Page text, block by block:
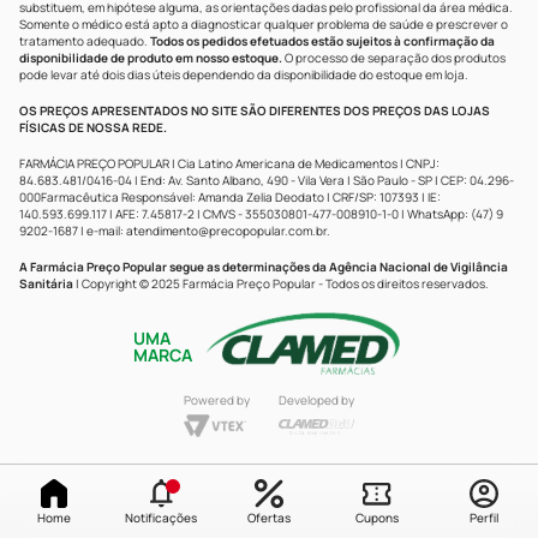
Home Notificações Ofertas Cupons Perfil
substituem, em hipótese alguma, as orientações dadas pelo profissional da área médica.
Somente o médico está apto a diagnosticar qualquer problema de saúde e prescrever o
tratamento adequado. Todos os pedidos efetuados estão sujeitos à confirmação da
disponibilidade de produto em nosso estoque.O processo de separação dos produtos
pode levar até dois dias úteis dependendo da disponibilidade do estoque em loja.
OS PREÇOS APRESENTADOS NO SITE SÃO DIFERENTES DOS PREÇOS DAS LOJAS
FÍSICAS DE NOSSA REDE.
FARMÁCIA PREÇO POPULAR | Cia Latino Americana de Medicamentos | CNPJ:
84.683.481/0416-04 | End: Av. Santo Albano, 490 - Vila Vera | São Paulo - SP | CEP: 04.296-
000Farmacêutica Responsável: Amanda Zelia Deodato | CRF/SP: 107393 | IE:
140.593.699.117 | AFE: 7.45817-2 | CMVS - 355030801-477-008910-1-0 | WhatsApp: (47) 9
9202-1687 | e-mail: atendimento@precopopular.com.br.
A Farmácia Preço Popular segue as determinações da Agência Nacional de Vigilância
Sanitária | Copyright © 2025 Farmácia Preço Popular - Todos os direitos reservados.
UMA
MARCA
Powered by Developed by